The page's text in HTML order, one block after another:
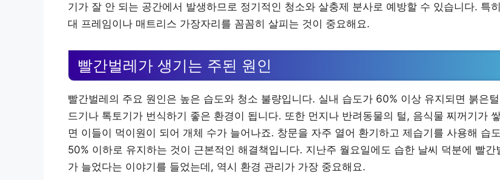
기가 잘 안 되는 공간에서 발생하므로 정기적인 청소와 살충제 분사로 예방할 수 있습니다. 특
대 프레임이나 매트리스 가장자리를 꼼꼼히 살피는 것이 중요해요.
빨간벌레가 생기는 주된 원인
빨간벌레의 주요 원인은 높은 습도와 청소 불량입니다. 실내 습도가 60% 이상 유지되면 붉은
드기나 톡토기가 번식하기 좋은 환경이 됩니다. 또한 먼지나 반려동물의 털, 음식물 찌꺼기가
면 이들이 먹이원이 되어 개체 수가 늘어나죠. 창문을 자주 열어 환기하고 제습기를 사용해 습
50% 이하로 유지하는 것이 근본적인 해결책입니다. 지난주 월요일에도 습한 날씨 덕분에 빨간
가 늘었다는 이야기를 들었는데, 역시 환경 관리가 가장 중요해요.